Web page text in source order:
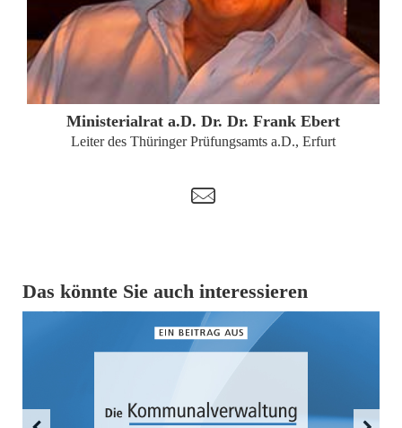
ZUM PROFIL
Ministerialrat a.D. Dr. Dr. Frank Ebert
Leiter des Thüringer Prüfungsamts a.D., Erfurt
t
Das könnte Sie auch interessieren